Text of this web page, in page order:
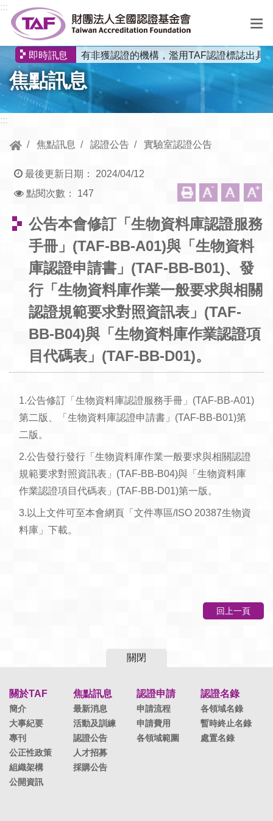
跳到中央內容區塊
:::
選
即時訊息 有非獲認證的機構，濫用TAF認證標誌出具
焦點訊息
:::
焦點訊息 認證公告 實驗室認證公告
最後更新日期： 2024/04/12
點閱次數： 147
公告本會修訂「生物資料庫認證服務
手冊」(TAF-BB-A01)與「生物資料
庫認證申請書」(TAF-BB-B01)、發
行「生物資料庫作業一般要求與相關
認證規範要求對照資訊表」(TAF-
BB-B04)與「生物資料庫作業認證項
目代碼表」(TAF-BB-D01)。
1.公告修訂「生物資料庫認證服務手冊」(TAF-BB-A01)
第二版、「生物資料庫認證申請書」(TAF-BB-B01)第
二版。
2.公告發行發行「生物資料庫作業一般要求與相關認證
規範要求對照資訊表」(TAF-BB-B04)與「生物資料庫
作業認證項目代碼表」(TAF-BB-D01)第一版。
3.以上文件可至本會網頁「文件專區/ISO 20387生物資
料庫」下載。
回上一頁
關閉
關於TAF
簡介
大事紀要
專刊
公正性政策
組織架構
公開資訊
焦點訊息
最新消息
活動及訓練
認證公告
人才招募
採購公告
認證申請
申請流程
申請費用
各領域範圍
認證名錄
各領域名錄
暫時終止名錄
處置名錄